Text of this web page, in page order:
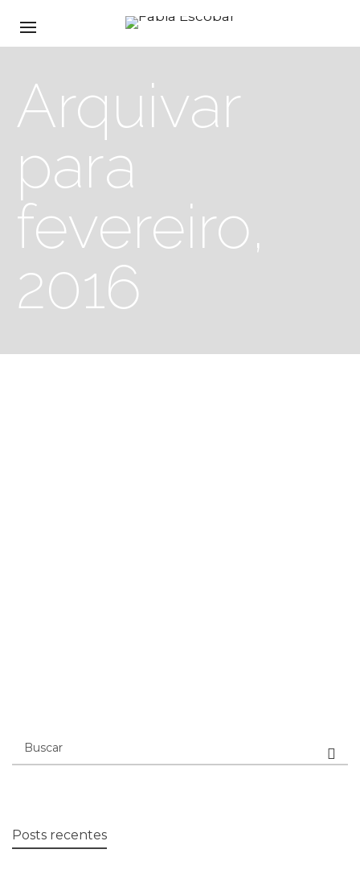
Arquivar
para
fevereiro,
2016
Posts recentes